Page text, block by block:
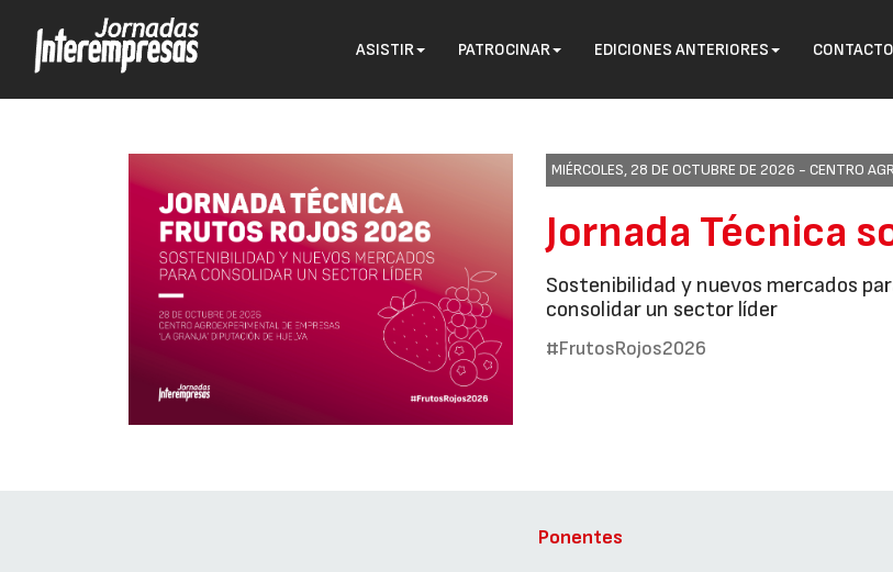
ASISTIR PATROCINAR EDICIONES ANTERIORES CONTACTO
MIÉRCOLES, 28 DE OCTUBRE DE 2026 - CENTRO
Jornada Técnica
Sostenibilidad y nuevos mercados
consolidar un sector líder
#FrutosRojos2026
Ponentes